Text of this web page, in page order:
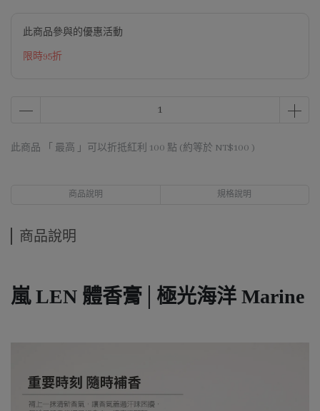
此商品參與的優惠活動
限時95折
此商品 「 最高 」可以折抵紅利 100 點 (約等於 NT$100 )
商品說明 規格說明
商品說明
嵐 LEN 體香膏│極光海洋 Marine